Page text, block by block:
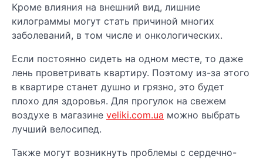
Кроме влияния на внешний вид, лишние
килограммы могут стать причиной многих
заболеваний, в том числе и онкологических.
Если постоянно сидеть на одном месте, то даже
лень проветривать квартиру. Поэтому из-за этого
в квартире станет душно и грязно, это будет
плохо для здоровья. Для прогулок на свежем
воздухе в магазине veliki.com.ua можно выбрать
лучший велосипед.
Также могут возникнуть проблемы с сердечно-